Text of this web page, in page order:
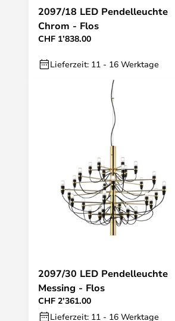
2097/18 LED Pendelleuchte
Chrom - Flos
CHF 1’838.00
Lieferzeit: 11 - 16 Werktage
2097/30 LED Pendelleuchte
Messing - Flos
CHF 2’361.00
Lieferzeit: 11 - 16 Werktage